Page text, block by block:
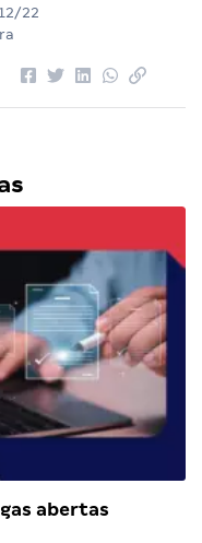
22
abertas